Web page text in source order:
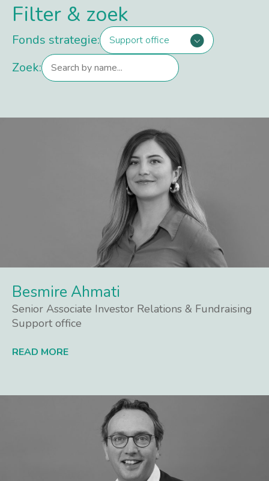
Filter & zoek
Fonds strategie: Support office
Zoek:
Besmire Ahmati
Senior Associate Investor Relations & Fundraising
Support office
READ MORE